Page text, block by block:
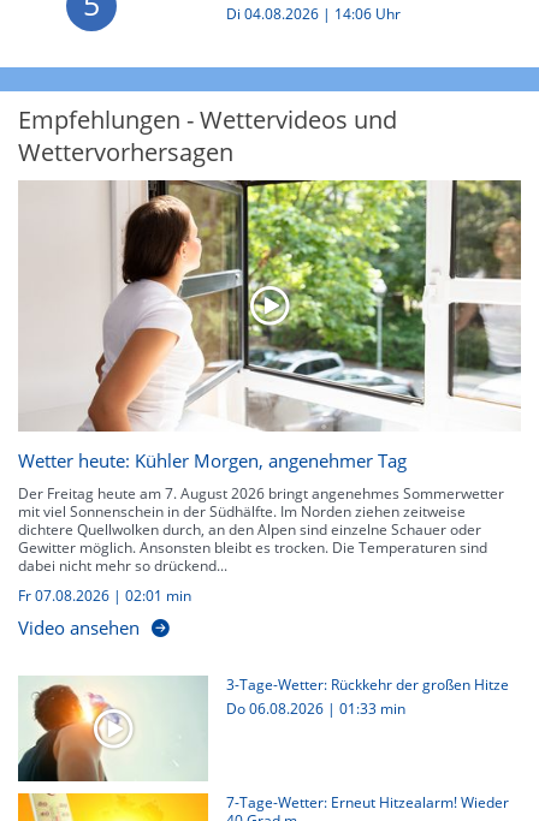
Di 04.08.2026 | 14:06 Uhr
Empfehlungen - Wettervideos und
Wettervorhersagen
Wetter heute: Kühler Morgen, angenehmer Tag
Der Freitag heute am 7. August 2026 bringt angenehmes Sommerwetter
mit viel Sonnenschein in der Südhälfte. Im Norden ziehen zeitweise
dichtere Quellwolken durch, an den Alpen sind einzelne Schauer oder
Gewitter möglich. Ansonsten bleibt es trocken. Die Temperaturen sind
dabei nicht mehr so drückend...
Fr 07.08.2026 | 02:01 min
Video ansehen
3-Tage-Wetter: Rückkehr der großen Hitze
Do 06.08.2026 |01:33 min
7-Tage-Wetter: Erneut Hitzealarm! Wieder